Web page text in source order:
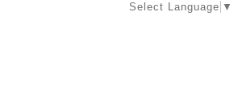
Select Language ▼